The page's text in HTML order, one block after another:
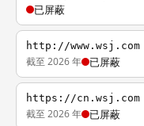
已屏蔽
http://www.wsj.com
截至 2026 年 已屏蔽
https://cn.wsj.com
截至 2026 年 已屏蔽